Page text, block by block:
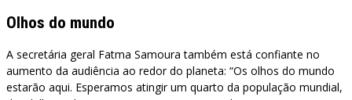
Olhos do mundo
A secretária geral Fatma Samoura também está confiante no
aumento da audiência ao redor do planeta: “Os olhos do mundo
estarão aqui. Esperamos atingir um quarto da população mundial,